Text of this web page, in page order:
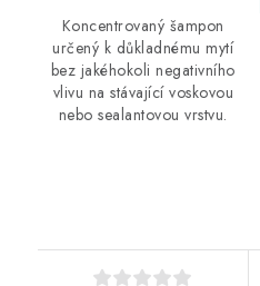
Koncentrovaný šampon
určený k důkladnému mytí
bez jakéhokoli negativního
vlivu na stávající voskovou
nebo sealantovou vrstvu.